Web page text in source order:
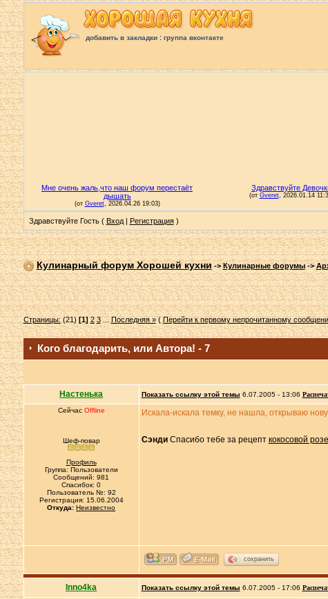
добавить в закладки: группа вконтакте
Здравствуйте Гость ( Вход| Регистрация)
Кулинарный форум Хорошей кухни->Кулинарные форумы->
Страницы:(21)[1] 2 3...Последняя »(Перейти к первому непрочитанному
Кого благодарить, или Автора! - 7
Настенька Показать ссылку этой темы 6.07.2005 - 13:06
Сейчас Offline
Шеф-повар
Профиль
Группа: Пользователи
Сообщений: 981
Спасибок: 0
Пользователь №: 92
Регистрация: 15.06.2004
Откуда: Неизвестно
Искала-искала темку, не нашла, открываю
Сэнди Спасибо тебе за рецепт кокосовой
сохранить
Inno4ka Показать ссылку этой темы 6.07.2005 - 17:06